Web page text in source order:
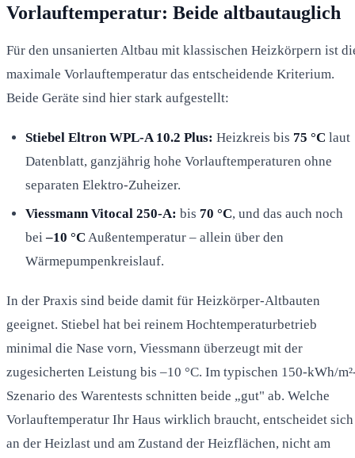
Vorlauftemperatur: Beide altbautauglich
Für den unsanierten Altbau mit klassischen Heizkörpern ist
maximale Vorlauftemperatur das entscheidende Kriterium.
Beide Geräte sind hier stark aufgestellt:
Stiebel Eltron WPL-A 10.2 Plus: Heizkreis bis 75 °C laut
Datenblatt, ganzjährig hohe Vorlauftemperaturen ohne
separaten Elektro-Zuheizer.
Viessmann Vitocal 250-A: bis 70 °C, und das auch noch
bei–10 °C Außentemperatur – allein über den
Wärmepumpenkreislauf.
In der Praxis sind beide damit für Heizkörper-Altbauten
geeignet. Stiebel hat bei reinem Hochtemperaturbetrieb
minimal die Nase vorn, Viessmann überzeugt mit der
zugesicherten Leistung bis –10 °C. Im typischen 150-kWh/
Szenario des Warentests schnitten beide „gut" ab. Welche
Vorlauftemperatur Ihr Haus wirklich braucht, entscheidet sich
an der Heizlast und am Zustand der Heizflächen, nicht am